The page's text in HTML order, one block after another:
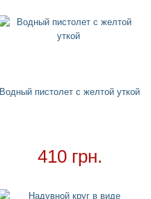
Водный пистолет с желтой уткой
410 грн.